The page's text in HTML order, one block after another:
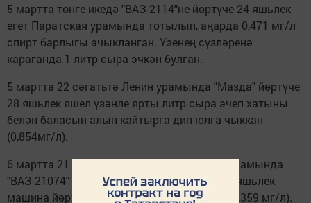
5 мартта төнге икедә "ВАЗ-2114"не йөртүче 24 яшьлек
егет Паратская урамында тотылып, аңарда 0,471 мг/л
спирт барлыгы ачыкланган. Үзенең сүзләренә
караганда 1 литр сыра эчкән булган.
5 мартта 22 сәгатьтә Ленин урамында "Мазда" йөртүче
28 яшьлек яшел үзәнле ярты литр сыра эчеп хатыны
белән баласын алып кайтырга дип юлга чыккан
(0,854мг/л).
6 мартта 21 сәгать 25 минутта Сәйдәшев урамында
"ВАЗ-21074" автомобилен туктатасалар, 39 яшьлек
машина йөртүче дә исерек булып чыккан (1,359 мг/л).